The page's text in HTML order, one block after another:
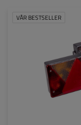
VÅR BESTSELLER
Typ av anslutning:
Lampans funktioner: